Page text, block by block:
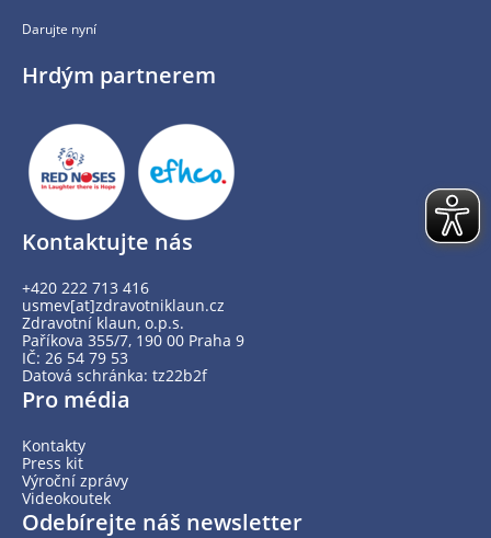
Darujte nyní
Hrdým partnerem
Kontaktujte nás
+420 222 713 416
usmev[at]zdravotniklaun.cz
Zdravotní klaun, o.p.s.
Paříkova 355/7, 190 00 Praha 9
IČ: 26 54 79 53
Datová schránka: tz22b2f
Pro média
Kontakty
Press kit
Výroční zprávy
Videokoutek
Odebírejte náš newsletter